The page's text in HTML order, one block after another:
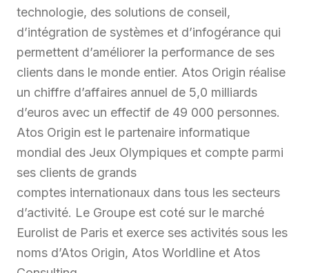
technologie, des solutions de conseil,
d’intégration de systèmes et d’infogérance qui
permettent d’améliorer la performance de ses
clients dans le monde entier. Atos Origin réalise
un chiffre d’affaires annuel de 5,0 milliards
d’euros avec un effectif de 49 000 personnes.
Atos Origin est le partenaire informatique
mondial des Jeux Olympiques et compte parmi
ses clients de grands
comptes internationaux dans tous les secteurs
d’activité. Le Groupe est coté sur le marché
Eurolist de Paris et exerce ses activités sous les
noms d’Atos Origin, Atos Worldline et Atos